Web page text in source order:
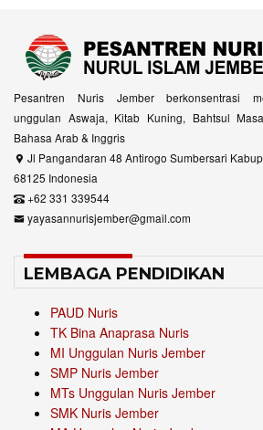
Pesantren Nuris Jember berkonsentrasi
unggulan Aswaja, Kitab Kuning, Bahtsul
Bahasa Arab & Inggris
Jl Pangandaran 48 Antirogo Sumbersari
68125 Indonesia
+62 331 339544
yayasannurisjember@gmail.com
LEMBAGA PENDIDIKAN
PAUD Nuris
TK Bina Anaprasa Nuris
MI Unggulan Nuris Jember
SMP Nuris Jember
MTs Unggulan Nuris Jember
SMK Nuris Jember